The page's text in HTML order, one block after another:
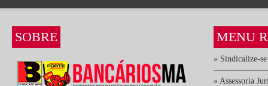
SOBRE MENU
» Sindicalize-se
» Assessoria